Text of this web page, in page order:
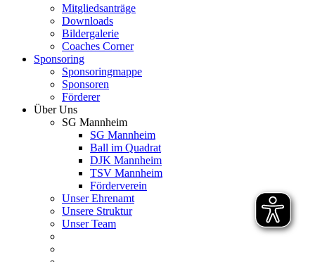
Mitgliedsanträge
Downloads
Bildergalerie
Coaches Corner
Sponsoring
Sponsoringmappe
Sponsoren
Förderer
Über Uns
SG Mannheim
SG Mannheim
Ball im Quadrat
DJK Mannheim
TSV Mannheim
Förderverein
Unser Ehrenamt
Unsere Struktur
Unser Team